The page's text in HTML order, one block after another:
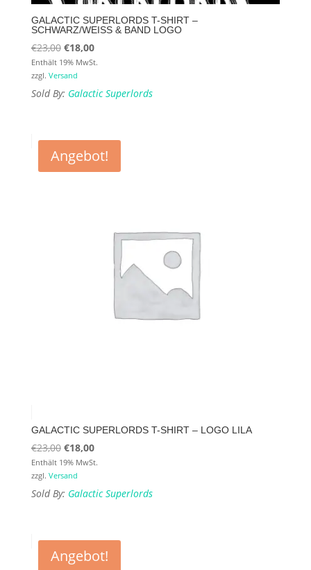
GALACTIC SUPERLORDS T-SHIRT –
SCHWARZ/WEISS & BAND LOGO
€23,00 Ursprünglicher
Preis
war:
€23,00
€18,00Aktueller
Preis
€18,00.
Enthält 19% MwSt.
zzgl. Versand
Sold By: Galactic Superlords
Angebot!
GALACTIC SUPERLORDS T-SHIRT – LOGO LILA
€23,00 Ursprünglicher
Preis
war:
€23,00
€18,00Aktueller
Preis
€18,00.
Enthält 19% MwSt.
zzgl. Versand
Sold By: Galactic Superlords
Angebot!